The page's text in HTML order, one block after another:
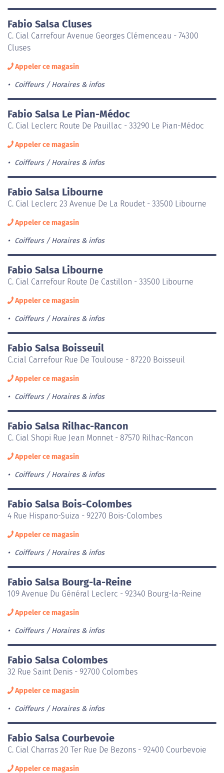
Fabio Salsa Cluses
C. Cial Carrefour Avenue Georges Clémenceau - 74300
Cluses
Appeler ce magasin
Coiffeurs Horaires & infos
Fabio Salsa Le Pian-Médoc
C. Cial Leclerc Route De Pauillac - 33290 Le Pian-Médoc
Appeler ce magasin
Coiffeurs Horaires & infos
Fabio Salsa Libourne
C. Cial Leclerc 23 Avenue De La Roudet - 33500 Libourne
Appeler ce magasin
Coiffeurs Horaires & infos
Fabio Salsa Libourne
C. Cial Carrefour Route De Castillon - 33500 Libourne
Appeler ce magasin
Coiffeurs Horaires & infos
Fabio Salsa Boisseuil
C.cial Carrefour Rue De Toulouse - 87220 Boisseuil
Appeler ce magasin
Coiffeurs Horaires & infos
Fabio Salsa Rilhac-Rancon
C. Cial Shopi Rue Jean Monnet - 87570 Rilhac-Rancon
Appeler ce magasin
Coiffeurs Horaires & infos
Fabio Salsa Bois-Colombes
4 Rue Hispano-Suiza - 92270 Bois-Colombes
Appeler ce magasin
Coiffeurs Horaires & infos
Fabio Salsa Bourg-la-Reine
109 Avenue Du Général Leclerc - 92340 Bourg-la-Reine
Appeler ce magasin
Coiffeurs Horaires & infos
Fabio Salsa Colombes
32 Rue Saint Denis - 92700 Colombes
Appeler ce magasin
Coiffeurs Horaires & infos
Fabio Salsa Courbevoie
C. Cial Charras 20 Ter Rue De Bezons - 92400 Courbevoie
Appeler ce magasin